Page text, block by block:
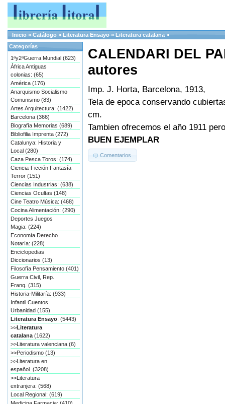
Inicio » Catálogo » Literatura Ensayo » Literatura catalana »
CALENDARI DEL
autores
Imp. J. Horta, Barcelona, 1913,
Tela de epoca conservando
cm.
Tambien ofrecemos el año 1911
BUEN EJEMPLAR
Comentarios
Categorías
1ªy2ªGuerra Mundial (623)
África Antiguas
colonias: (65)
América (176)
Anarquismo Socialismo
Comunismo (83)
Artes Arquitectura: (1422)
Barcelona (366)
Biografía Memorias (689)
Bibliofilia Imprenta (272)
Catalunya: Historia y
Local (280)
Caza Pesca Toros: (174)
Ciencia-Ficción Fantasía
Terror (151)
Ciencias Industrias: (638)
Ciencias Ocultas (148)
Cine Teatro Música: (468)
Cocina Alimentación: (290)
Deportes Juegos
Magia: (224)
Economía Derecho
Notaría: (228)
Enciclopedias
Diccionarios (13)
Filosofía Pensamiento (401)
Guerra Civil, Rep.
Franq. (315)
Historia-Militaría: (933)
Infantil Cuentos
Urbanidad (155)
Literatura Ensayo: (5443)
>>Literatura
catalana (1622)
>>Literatura valenciana (6)
>>Periodismo (13)
>>Literatura en
español. (3208)
>>Literatura
extranjera: (568)
Local Regional: (619)